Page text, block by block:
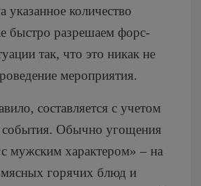
указанное количество
быстро разрешаем форс-
так, что это никак не
мероприятия.
составляется с учетом
события. Обычно угощения
мужским характером» – на
горячих блюд и